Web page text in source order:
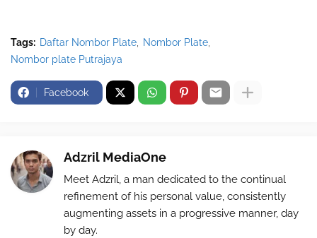
Tags: Daftar Nombor Plate
Nombor Plate
Nombor plate Putrajaya
Facebook
Adzril MediaOne
Meet Adzril, a man dedicated to the continual
refinement of his personal value, consistently
augmenting assets in a progressive manner, day
by day.